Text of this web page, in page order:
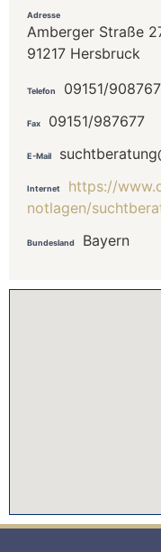
Adresse
Amberger Straße
91217 Hersbruck
Telefon 09151/
Fax 09151/987677
E-Mail
Internet
https://
notlagen/
Bundesland Bayern